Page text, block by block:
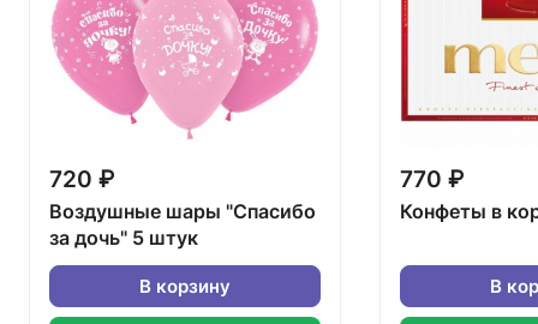
720 ₽
Воздушные шары "Спасибо
за дочь" 5 штук
В корзину
770 ₽
Конфеты в
В